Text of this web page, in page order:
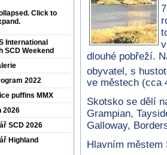
International
SCD Weekend
2022
puffins MMX
2026
SCD 2026
Highland
dlouhé pobřeží.
obyvatel, s
ve městech (cca
Skotsko se dělí
Grampian,
Galloway,
Hlavním